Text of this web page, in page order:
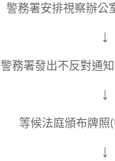
警務署安排視察辦公
↓
警務署發出不反對通
↓
等候法庭頒布牌照
↓